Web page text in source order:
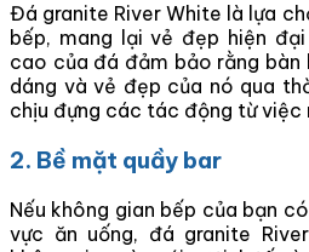
Đá granite River White là lựa
bếp, mang lại vẻ đẹp hiện
cao của đá đảm bảo rằng bàn
dáng và vẻ đẹp của nó qua
chịu đựng các tác động từ việc
2. Bề mặt quầy bar
Nếu không gian bếp của bạn
vực ăn uống, đá granite